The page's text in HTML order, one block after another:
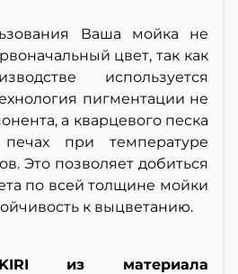
Ваша мойка не
цвет, так как
используется
пигментации не
а кварцевого песка
при температуре
Это позволяет добиться
по всей толщине мойки
к выцветанию.
из материала